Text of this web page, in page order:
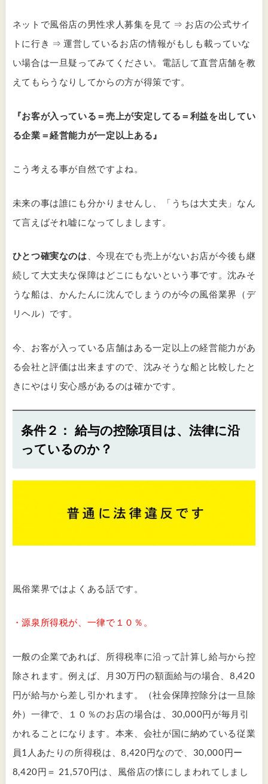
ネットで風俗店の男性求人募集を見て ⇒ お店の公式サイ
トに行き ⇒ 運営しているお店の情報がもしも載っていな
い場合は一旦疑ってみてください。電話して直営店舗を教
えてもらうなりしてからの方が得策です。
『お客が入っている＝売上が安定してる＝利益を出してい
る企業＝経営能力が一定以上ある』
こう考える事が自然ですよね。
未来の事は誰にも分かりませんし、「うちは大丈夫」なん
て言えばそれ嘘になってしまします。
ひとつ確実なのは 、今現在でも売上がないお店が今後も継
続して大丈夫な保障はどこにもないという事です。沈みそ
うな船は、かんたんに沈んでしまうのが今の風俗業界（デ
リヘル）です。
今、お客が入っている店舗はある一定以上の経営能力があ
る会社と評価は出来ますので、沈みそうな船と比較したと
きにやはり安心感があるのは確かです。
条件２： 給与の控除項目は、法律に沿
っているのか？
風俗業界ではよくある話です。
・源泉所得税が、一律で１０％。
一般の企業であれば、所得税率に沿って計算し給与から控
除されます。例えば、月30万円の額面給与の場合、8,420
円が給与から差し引かれます。（社会保障控除分は一旦除
外）一律で、１０％のお店の場合は、30,000円が毎月引
かれることになります。本来、会社が国に納めている従業
員1人あたりの所得税は、8,420円なので、30,000円ー
8,420円＝ 21,570円は、風俗店の懐にしまわれてしまし